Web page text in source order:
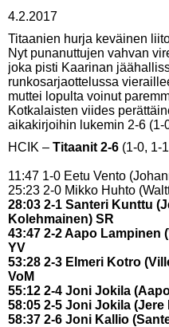
4.2.2017
Titaanien hurja keväinen
Nyt punanuttujen vahvan
joka pisti Kaarinan
runkosarjaottelussa
muttei lopulta voinut
Kotkalaisten viides
aikakirjoihin lukemin 2-6 (1-
HCIK – Titaanit 2-6 (1-0, 1-
11:47 1-0 Eetu Vento
25:23 2-0 Mikko Huhto
28:03 2-1 Santeri Kunttu
Kolehmainen) SR
43:47 2-2 Aapo Lampinen
YV
53:28 2-3 Elmeri Kotro
VoM
55:12 2-4 Joni Jokila
58:05 2-5 Joni Jokila (Jere
58:37 2-6 Joni Kallio